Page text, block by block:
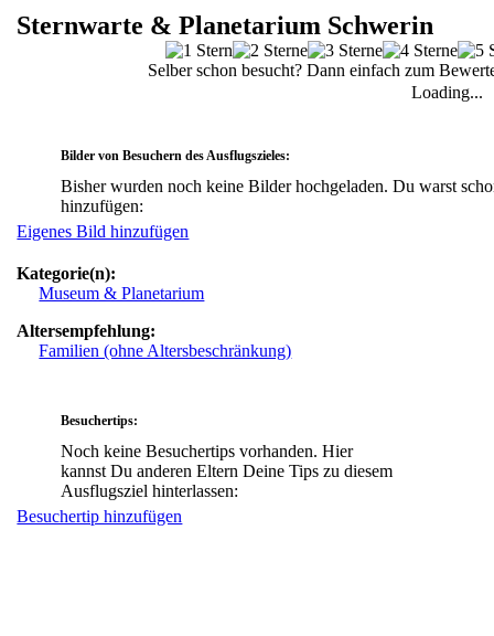
Sternwarte & Planetarium Schwerin
Selber schon besucht? Dann einfach zum
Loading...
Bilder von Besuchern des Ausflugszieles:
Bisher wurden noch keine Bilder hochgeladen. Du warst
hinzufügen:
Eigenes Bild hinzufügen
Kategorie(n):
Museum & Planetarium
Altersempfehlung:
Familien (ohne Altersbeschränkung)
Besuchertips:
Noch keine Besuchertips vorhanden. Hier
kannst Du anderen Eltern Deine Tips zu diesem
Ausflugsziel hinterlassen:
Besuchertip hinzufügen